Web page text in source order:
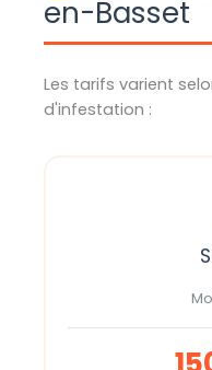
en-Basset
Les tarifs varient
d'infestation :